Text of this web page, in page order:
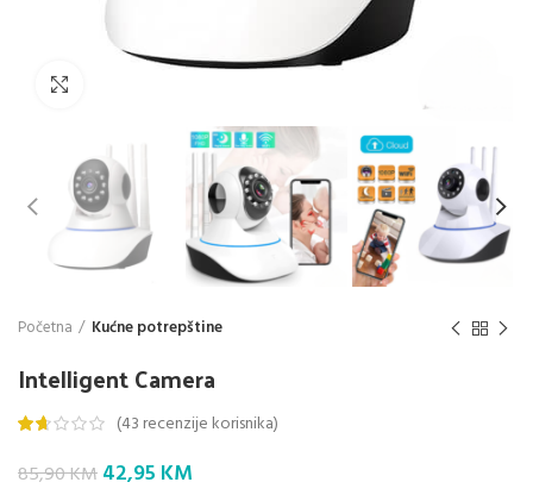
Početna Kućne potrepštine
Intelligent Camera
(43 recenzije korisnika)
85,90KMOriginal
42,95 KM